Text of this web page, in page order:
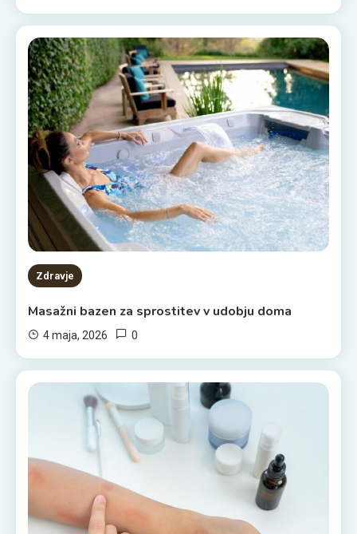
Zdravje
Masažni bazen za sprostitev v udobju doma
4 maja, 2026 0